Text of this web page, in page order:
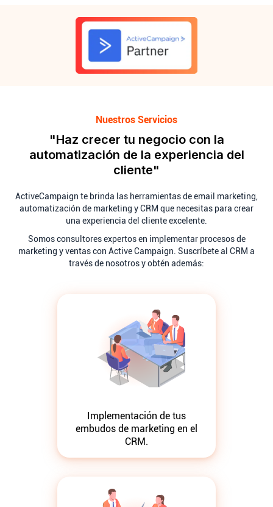
Nuestros Servicios
"Haz crecer tu negocio con la
automatización de la experiencia del
cliente"
ActiveCampaign te brinda las herramientas de email marketing,
automatización de marketing y CRM que necesitas para crear
una experiencia del cliente excelente.
Somos consultores expertos en implementar procesos de
marketing y ventas con Active Campaign. Suscríbete al CRM a
través de nosotros y obtén además:
Implementación de tus
embudos de marketing en el
CRM.